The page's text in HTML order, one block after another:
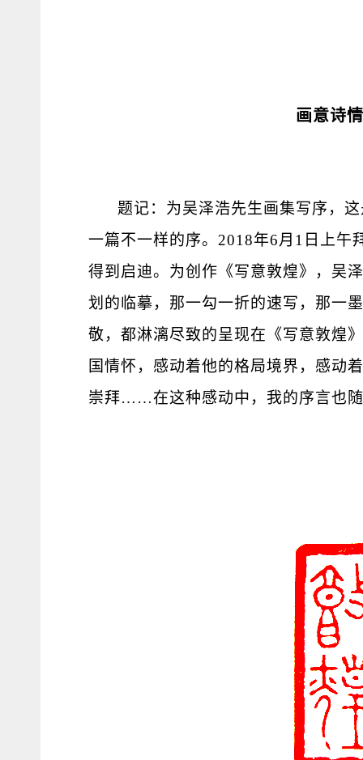
画意诗情
题记：为吴泽浩先生画集写序，这
一篇不一样的序。2018年6月1日上午
得到启迪。为创作《写意敦煌》，吴
划的临摹，那一勾一折的速写，那一
敬，都淋漓尽致的呈现在《写意敦煌
国情怀，感动着他的格局境界，感动
崇拜……在这种感动中，我的序言也